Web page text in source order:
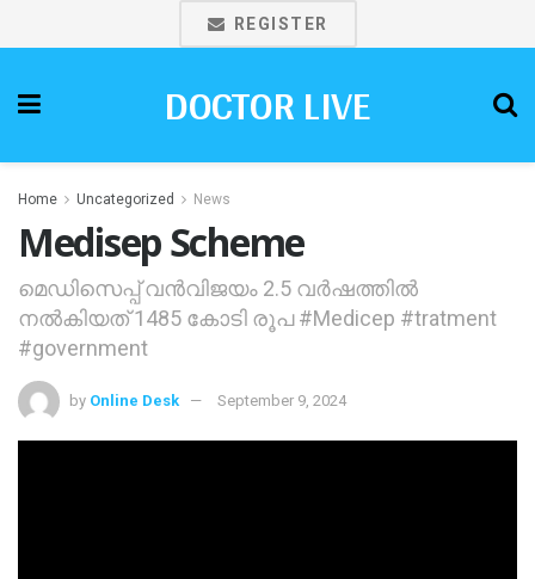
REGISTER
DOCTOR LIVE
Home Uncategorized News
Medisep Scheme
മെഡിസെപ്പ് വൻവിജയം 2.5 വർഷത്തിൽ
നൽകിയത് 1485 കോടി രൂപ #Medicep #tratment
#government
by Online Desk September 9, 2024